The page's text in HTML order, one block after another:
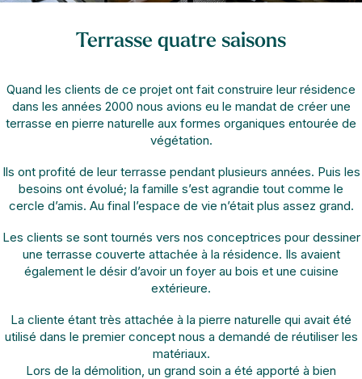
Terrasse quatre saisons
Quand les clients de ce projet ont fait construire leur résidence
dans les années 2000 nous avions eu le mandat de créer une
terrasse en pierre naturelle aux formes organiques entourée de
végétation.
Ils ont profité de leur terrasse pendant plusieurs années. Puis les
besoins ont évolué; la famille s’est agrandie tout comme le
cercle d’amis. Au final l’espace de vie n’était plus assez grand.
Les clients se sont tournés vers nos conceptrices pour dessiner
une terrasse couverte attachée à la résidence. Ils avaient
également le désir d’avoir un foyer au bois et une cuisine
extérieure.
La cliente étant très attachée à la pierre naturelle qui avait été
utilisé dans le premier concept nous a demandé de réutiliser les
matériaux.
Lors de la démolition, un grand soin a été apporté à bien